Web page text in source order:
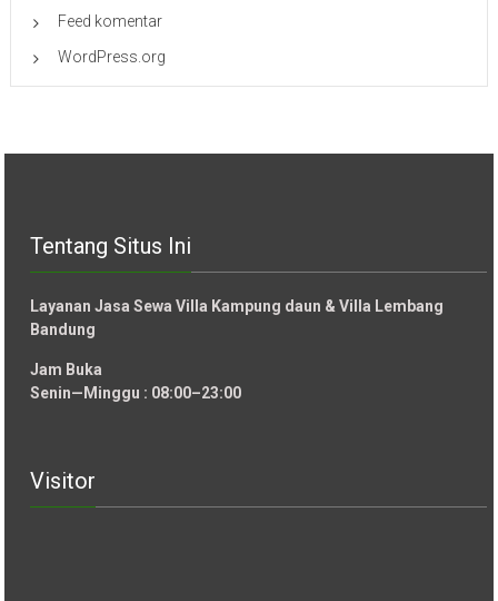
Feed komentar
WordPress.org
Tentang Situs Ini
Layanan Jasa Sewa Villa Kampung daun & Villa Lembang
Bandung
Jam Buka
Senin—Minggu : 08:00–23:00
Visitor